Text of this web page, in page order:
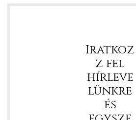
Iratkoz
z fel
hírleve
lünkre
és